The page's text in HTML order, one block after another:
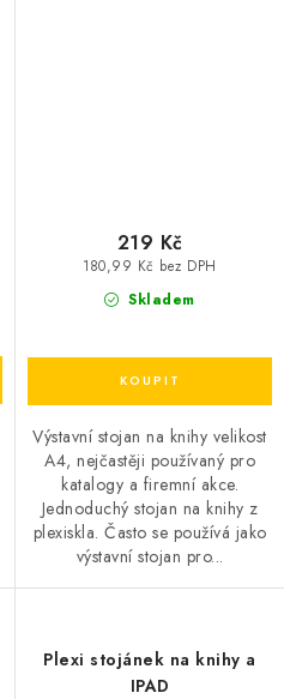
Skladem
180,99 Kč bez DPH
219 Kč
Výstavní stojan na knihy velikost
A4, nejčastěji používaný pro
katalogy a firemní akce.
Jednoduchý stojan na knihy z
plexiskla. Často se používá jako
výstavní stojan pro...
Plexi stojánek na knihy a
IPAD